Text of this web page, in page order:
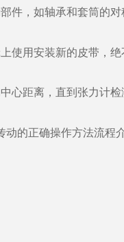
件，如轴承和套筒的对
使用安装新的皮带，绝
心距离，直到张力计检
动的正确操作方法流程